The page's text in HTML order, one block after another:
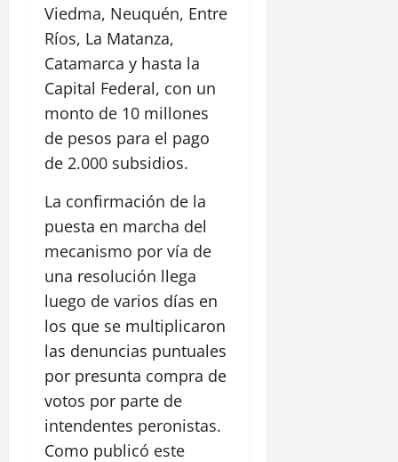
Viedma, Neuquén, Entre
Ríos, La Matanza,
Catamarca y hasta la
Capital Federal, con un
monto de 10 millones
de pesos para el pago
de 2.000 subsidios.
La confirmación de la
puesta en marcha del
mecanismo por vía de
una resolución llega
luego de varios días en
los que se multiplicaron
las denuncias puntuales
por presunta compra de
votos por parte de
intendentes peronistas.
Como publicó este